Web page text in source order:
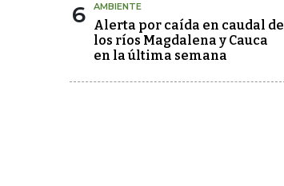
6 AMBIENTE
Alerta por caída en caudal de
los ríos Magdalena y Cauca
en la última semana